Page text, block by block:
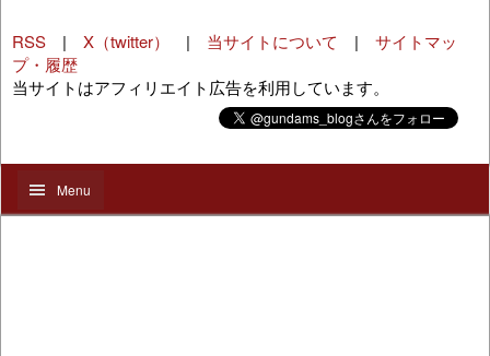
RSS | X（twitter） | 当サイトについて | サイトマッ
プ・履歴
当サイトはアフィリエイト広告を利用しています。
Menu